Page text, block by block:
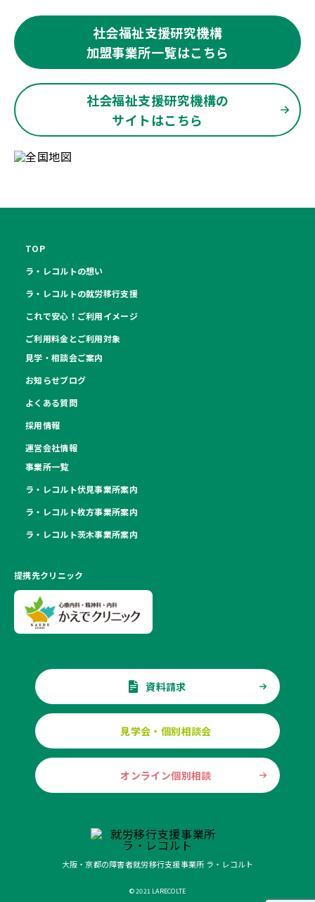
社会福祉支援研究機構
加盟事業所一覧はこちら
社会福祉支援研究機構の
サイトはこちら
TOP
ラ・レコルトの想い
ラ・レコルトの就労移行支援
これで安心！ご利用イメージ
ご利用料金とご利用対象
見学・相談会ご案内
お知らせブログ
よくある質問
採用情報
運営会社情報
事業所一覧
ラ・レコルト伏見事業所案内
ラ・レコルト枚方事業所案内
ラ・レコルト茨木事業所案内
提携先クリニック
資料請求
見学会・個別相談会
オンライン個別相談
大阪・京都の障害者就労移行支援事業所 ラ・レコルト
© 2021 LARECOLTE